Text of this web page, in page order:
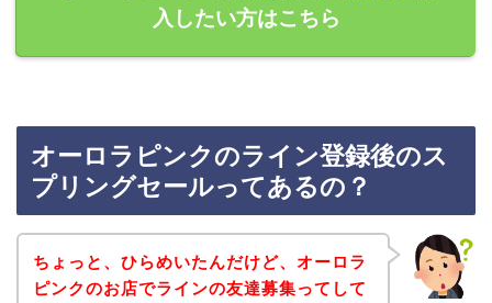
入したい方はこちら
オーロラピンクのライン登録後のス
プリングセールってあるの？
ちょっと、ひらめいたんだけど、オーロラ
ピンクのお店でラインの友達募集ってして